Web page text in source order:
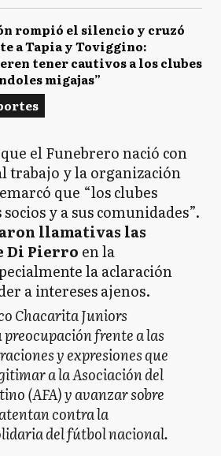
rompió el silencio y cruzó
a Tapia y Toviggino:
tener cautivos a los clubes
migajas”
el Funebrero nació con
trabajo y la organización
que “los clubes
y a sus comunidades”.
llamativas las
Di Pierro en la
la aclaración
a intereses ajenos.
Chacarita Juniors
frente a las
y expresiones que
a la Asociación del
(AFA) y avanzar sobre
contra la
del fútbol nacional.